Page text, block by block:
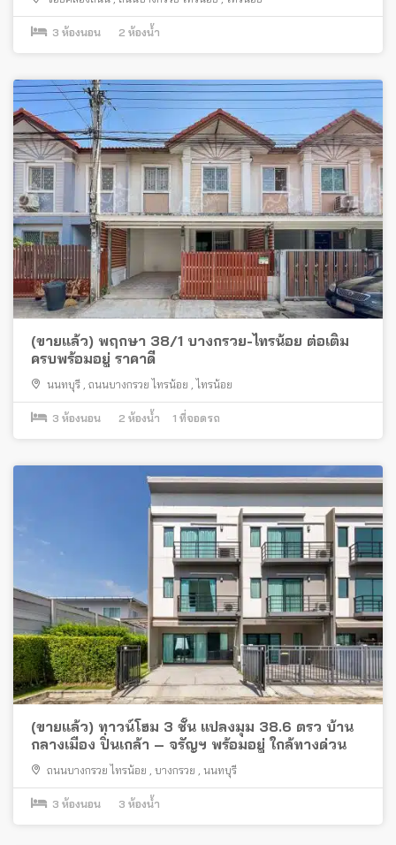
3 ห้องนอน 2 ห้องน้ำ
(ขายแล้ว) พฤกษา 38/1 บางกรวย-ไทรน้อย ต่อเติม
ครบพร้อมอยู่ ราคาดี
นนทบุรี , ถนนบางกรวย ไทรน้อย , ไทรน้อย
3 ห้องนอน 2 ห้องน้ำ 1 ที่จอดรถ
(ขายแล้ว) ทาวน์โฮม 3 ชั้น แปลงมุม 38.6 ตรว บ้าน
กลางเมือง ปิ่นเกล้า – จรัญฯ พร้อมอยู่ ใกล้ทางด่วน
ถนนบางกรวย ไทรน้อย , บางกรวย , นนทบุรี
3 ห้องนอน 3 ห้องน้ำ